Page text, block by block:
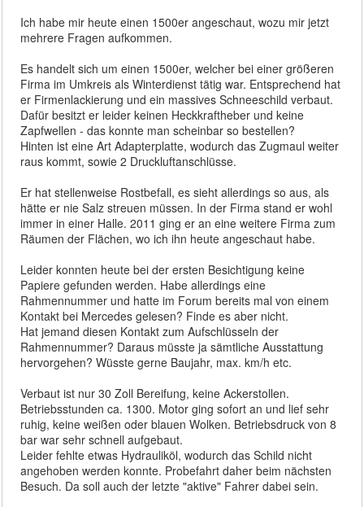
Ich habe mir heute einen 1500er angeschaut, wozu mir jetzt
mehrere Fragen aufkommen.
Es handelt sich um einen 1500er, welcher bei einer größeren
Firma im Umkreis als Winterdienst tätig war. Entsprechend hat
er Firmenlackierung und ein massives Schneeschild verbaut.
Dafür besitzt er leider keinen Heckkraftheber und keine
Zapfwellen - das konnte man scheinbar so bestellen?
Hinten ist eine Art Adapterplatte, wodurch das Zugmaul weiter
raus kommt, sowie 2 Druckluftanschlüsse.
Er hat stellenweise Rostbefall, es sieht allerdings so aus, als
hätte er nie Salz streuen müssen. In der Firma stand er wohl
immer in einer Halle. 2011 ging er an eine weitere Firma zum
Räumen der Flächen, wo ich ihn heute angeschaut habe.
Leider konnten heute bei der ersten Besichtigung keine
Papiere gefunden werden. Habe allerdings eine
Rahmennummer und hatte im Forum bereits mal von einem
Kontakt bei Mercedes gelesen? Finde es aber nicht.
Hat jemand diesen Kontakt zum Aufschlüsseln der
Rahmennummer? Daraus müsste ja sämtliche Ausstattung
hervorgehen? Wüsste gerne Baujahr, max. km/h etc.
Verbaut ist nur 30 Zoll Bereifung, keine Ackerstollen.
Betriebsstunden ca. 1300. Motor ging sofort an und lief sehr
ruhig, keine weißen oder blauen Wolken. Betriebsdruck von 8
bar war sehr schnell aufgebaut.
Leider fehlte etwas Hydrauliköl, wodurch das Schild nicht
angehoben werden konnte. Probefahrt daher beim nächsten
Besuch. Da soll auch der letzte "aktive" Fahrer dabei sein.